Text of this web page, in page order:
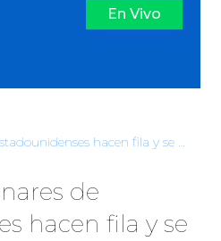
En Vivo
¿Por qué centenares de estadounidenses hacen fila y se sacan fotos en un cementerio el día de la elección?
de
hacen fila y se